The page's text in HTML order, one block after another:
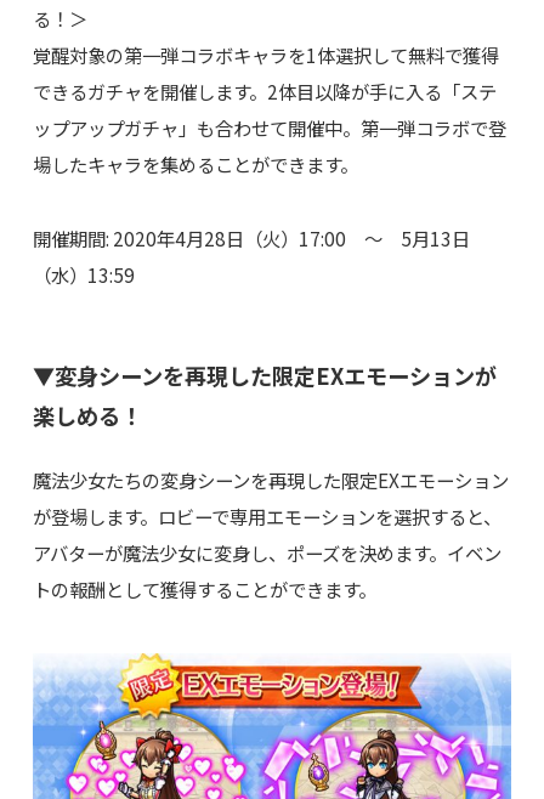
る！＞
覚醒対象の第一弾コラボキャラを1体選択して無料で獲得
できるガチャを開催します。2体目以降が手に入る「ステ
ップアップガチャ」も合わせて開催中。第一弾コラボで登
場したキャラを集めることができます。
開催期間: 2020年4月28日（火）17:00 ～ 5月13日
（水）13:59
▼変身シーンを再現した限定EXエモーションが
楽しめる！
魔法少女たちの変身シーンを再現した限定EXエモーション
が登場します。ロビーで専用エモーションを選択すると、
アバターが魔法少女に変身し、ポーズを決めます。イベン
トの報酬として獲得することができます。